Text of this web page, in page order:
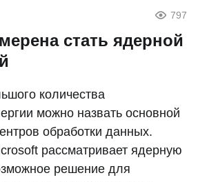
797
стать ядерной
количества
можно назвать основной
обработки данных.
рассматривает ядерную
решение для